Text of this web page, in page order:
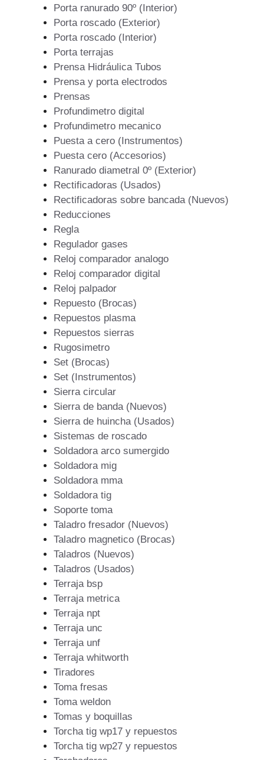
Porta ranurado 90º (Interior)
Porta roscado (Exterior)
Porta roscado (Interior)
Porta terrajas
Prensa Hidráulica Tubos
Prensa y porta electrodos
Prensas
Profundimetro digital
Profundimetro mecanico
Puesta a cero (Instrumentos)
Puesta cero (Accesorios)
Ranurado diametral 0º (Exterior)
Rectificadoras (Usados)
Rectificadoras sobre bancada (Nuevos)
Reducciones
Regla
Regulador gases
Reloj comparador analogo
Reloj comparador digital
Reloj palpador
Repuesto (Brocas)
Repuestos plasma
Repuestos sierras
Rugosimetro
Set (Brocas)
Set (Instrumentos)
Sierra circular
Sierra de banda (Nuevos)
Sierra de huincha (Usados)
Sistemas de roscado
Soldadora arco sumergido
Soldadora mig
Soldadora mma
Soldadora tig
Soporte toma
Taladro fresador (Nuevos)
Taladro magnetico (Brocas)
Taladros (Nuevos)
Taladros (Usados)
Terraja bsp
Terraja metrica
Terraja npt
Terraja unc
Terraja unf
Terraja whitworth
Tiradores
Toma fresas
Toma weldon
Tomas y boquillas
Torcha tig wp17 y repuestos
Torcha tig wp27 y repuestos